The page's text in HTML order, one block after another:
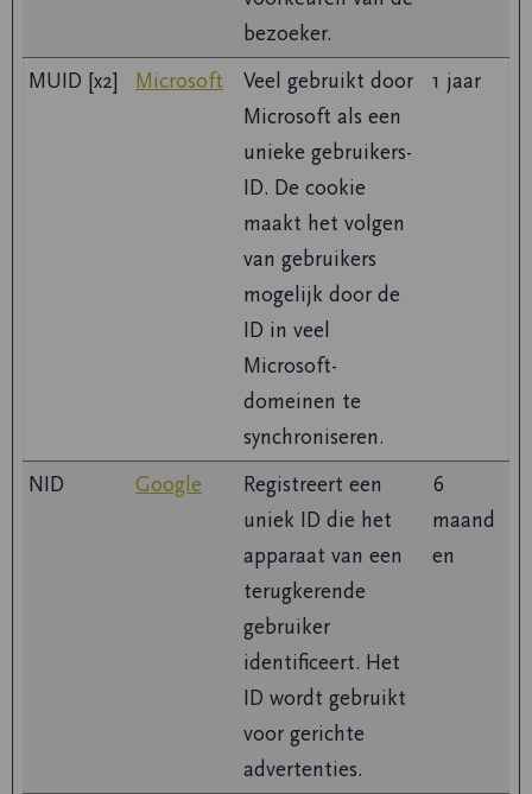
bezoeker.
MUID [x2]
Microsoft
Veel gebruikt door
Microsoft als een
unieke gebruikers-
ID. De cookie
maakt het volgen
van gebruikers
mogelijk door de
ID in veel
Microsoft-
domeinen te
synchroniseren.
1 jaar
NID Google
Registreert een
uniek ID die het
apparaat van een
terugkerende
gebruiker
identificeert. Het
ID wordt gebruikt
voor gerichte
advertenties.
6
maand
en